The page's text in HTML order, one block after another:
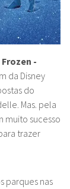
-
da Disney
do
Mas. pela
muito sucesso
trazer
parques nas